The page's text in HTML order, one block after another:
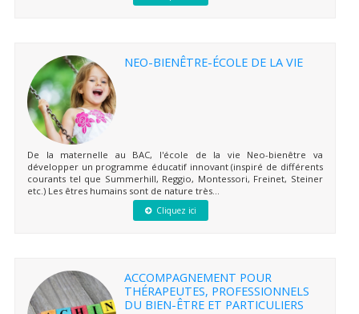
NEO-BIENÊTRE-ÉCOLE DE LA VIE
De la maternelle au BAC, l'école de la vie Neo-bienêtre va
développer un programme éducatif innovant (inspiré de différents
courants tel que Summerhill, Reggio, Montessori, Freinet, Steiner
etc.) Les êtres humains sont de nature très...
Cliquez ici
ACCOMPAGNEMENT POUR
THÉRAPEUTES, PROFESSIONNELS
DU BIEN-ÊTRE ET PARTICULIERS